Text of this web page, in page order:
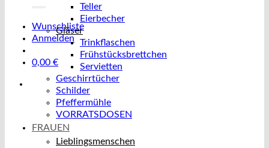
Wunschliste
Anmelden
0,00 €
Teller
Eierbecher
Gläser
Trinkflaschen
Frühstücksbrettchen
Servietten
Geschirrtücher
Schilder
Pfeffermühle
VORRATSDOSEN
FRAUEN
Lieblingsmenschen